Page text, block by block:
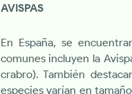
AVISPAS
En España, se
comunes incluyen la
crabro). También
especies varían en